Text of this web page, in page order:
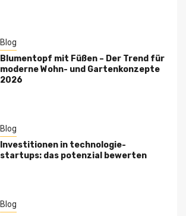
Blog
Blumentopf mit Füßen – Der Trend für
moderne Wohn- und Gartenkonzepte
2026
Blog
Investitionen in technologie-
startups: das potenzial bewerten
Blog